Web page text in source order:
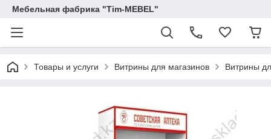
Мебельная фабрика "Tim-MEBEL"
Товары и услуги Витрины для магазинов Витрины